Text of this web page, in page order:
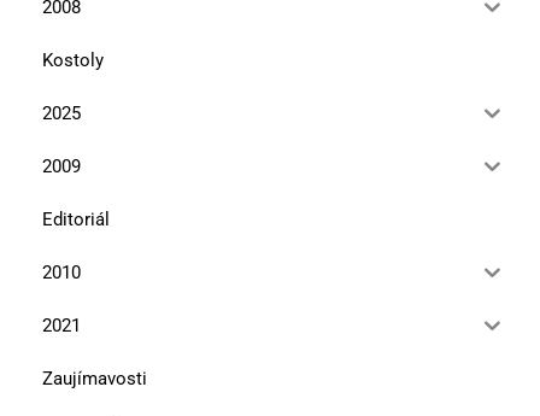
2008
Kostoly
2025
2009
Editoriál
2010
2021
Zaujímavosti